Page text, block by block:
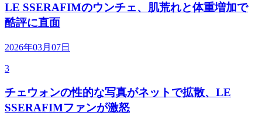
LE SSERAFIMのウンチェ、肌荒れと体重増加で
酷評に直面
2026年03月07日
3
チェウォンの性的な写真がネットで拡散、LE
SSERAFIMファンが激怒